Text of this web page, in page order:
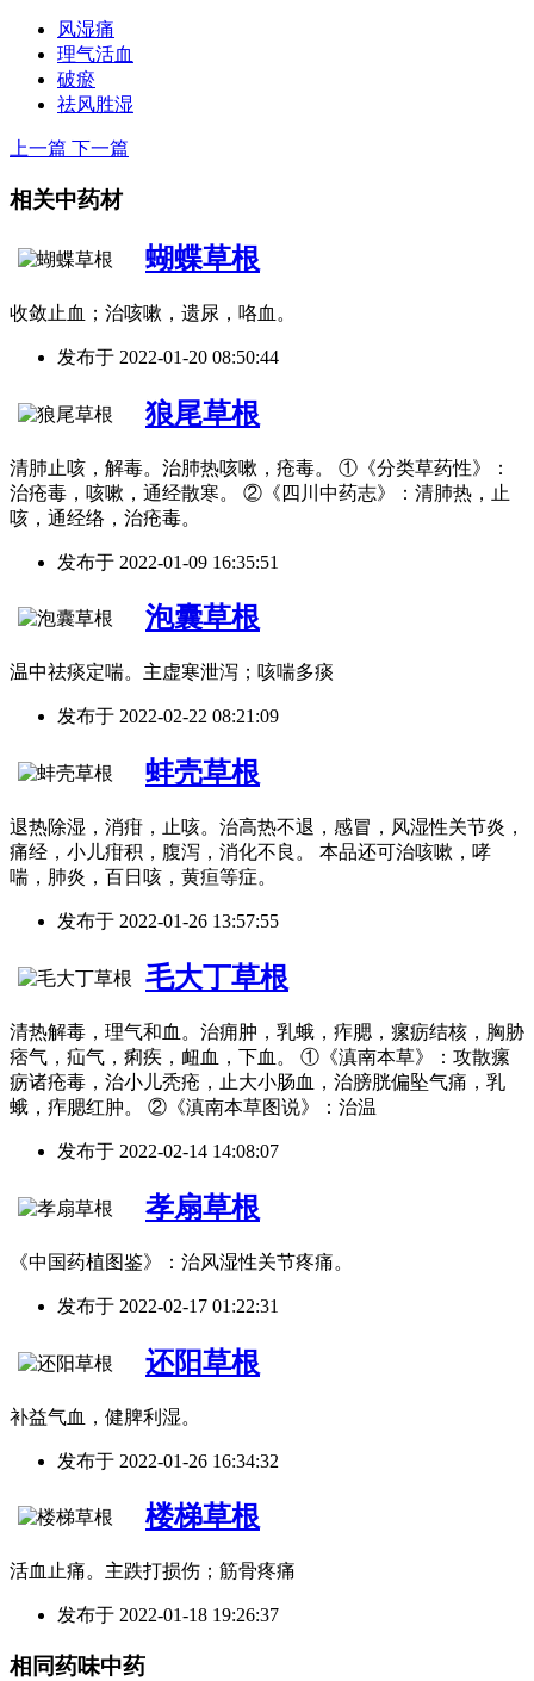
风湿痛
理气活血
破瘀
祛风胜湿
上一篇 下一篇
相关中药材
蝴蝶草根
收敛止血；治咳嗽，遗尿，咯血。
发布于 2022-01-20 08:50:44
狼尾草根
清肺止咳，解毒。治肺热咳嗽，疮毒。 ①《分类草药性》：
治疮毒，咳嗽，通经散寒。 ②《四川中药志》：清肺热，止
咳，通经络，治疮毒。
发布于 2022-01-09 16:35:51
泡囊草根
温中祛痰定喘。主虚寒泄泻；咳喘多痰
发布于 2022-02-22 08:21:09
蚌壳草根
退热除湿，消疳，止咳。治高热不退，感冒，风湿性关节炎，
痛经，小儿疳积，腹泻，消化不良。 本品还可治咳嗽，哮
喘，肺炎，百日咳，黄疸等症。
发布于 2022-01-26 13:57:55
毛大丁草根
清热解毒，理气和血。治痈肿，乳蛾，痄腮，瘰疬结核，胸胁
痞气，疝气，痢疾，衄血，下血。 ①《滇南本草》：攻散瘰
疬诸疮毒，治小儿秃疮，止大小肠血，治膀胱偏坠气痛，乳
蛾，痄腮红肿。 ②《滇南本草图说》：治温
发布于 2022-02-14 14:08:07
孝扇草根
《中国药植图鉴》：治风湿性关节疼痛。
发布于 2022-02-17 01:22:31
还阳草根
补益气血，健脾利湿。
发布于 2022-01-26 16:34:32
楼梯草根
活血止痛。主跌打损伤；筋骨疼痛
发布于 2022-01-18 19:26:37
相同药味中药